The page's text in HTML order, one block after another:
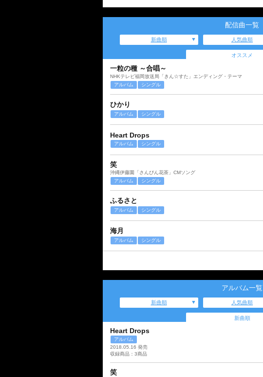
配信曲一覧
新曲順 人気曲順
オススメ
一粒の種 ～合唱～
NHKテレビ福岡放送局「きん☆すた」エンディング・テーマ
アルバム
シングル
ひかり
アルバム シングル
Heart Drops
アルバム シングル
笑
沖縄伊藤園「さんぴん花茶」CMソング
アルバム
シングル
ふるさと
アルバム シングル
海月
アルバム シングル
アルバム一覧
新曲順 人気曲順
新曲順
Heart Drops
アルバム
2018.05.16 発売
収録商品：3商品
笑